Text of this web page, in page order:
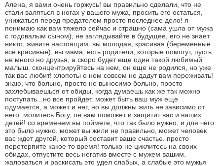
Алена, я вами очень горжусь! вы правильно сделали, что не
стали валяться в ногах у вашего мужа, просить его остаться,
унижаться перед предателем просто последнее дело! я
понимаю как вам тяжело сейчас и страшно (сама ушла от мужа
с годовалым сыном), не заглядывайте в будущее, его не знает
никто, живите настоящим. вы молодая, красивая (беременные
все красивые), вы мама, есть родители, которые помогут, пусть
не много но друзья, а скоро будет еще один такой любимый
малыш. сконцентрируйтесь на нем, он еще не родился, но уже
так вас любит! хлопоты о нем совсем не дадут вам переживать!
знаю, что больно, просто не выносимо больно, просто
захлебываешься от обиды, когда думаешь как же так можно
поступать...но все пройдет. может быть ваш муж еще
одумается, а может и нет, но вы должны жить не зависимо от
него. молитесь Богу, он вам поможет и защитит вас и ваших
детей! со временем вы поймете, что так было нужно, и для чего
это было нужно. может вы жили не правильно, может человек
вас ждет другой, который составит ваше счастье. просто
перетерпите какое то время! только не циклитесь на своих
обидах, отпустите весь негатив вместе с мужем вашим.
жаловаться и раскисать это удел слабых, а слабые это мужья